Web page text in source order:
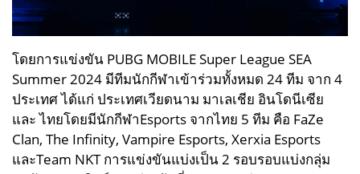
โดยการแข่งขัน PUBG MOBILE Super League SEA
Summer 2024 มีทีมนักกีฬาเข้าร่วมทั้งหมด 24 ทีม จาก 4
ประเทศ ได้แก่ ประเทศเวียดนาม มาเลเชีย อินโดนีเซีย
และ ไทยโดยมีนักกีฬาEsports จากไทย 5 ทีม คือ FaZe
Clan, The Infinity, Vampire Esports, Xerxia Esports
และTeam NKT การแข่งขันแบ่งเป็น 2 รอบรอบแบ่งกลุ่ม